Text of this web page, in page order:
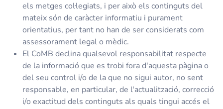
els metges col·legiats, i per això els continguts del
mateix són de caràcter informatiu i purament
orientatius, per tant no han de ser considerats com
assessorament legal o mèdic.
El CoMB declina qualsevol responsabilitat respecte
de la informació que es trobi fora d'aquesta pàgina o
del seu control i/o de la que no sigui autor, no sent
responsable, en particular, de l'actualització, correcció
i/o exactitud dels continguts als quals tingui accés el